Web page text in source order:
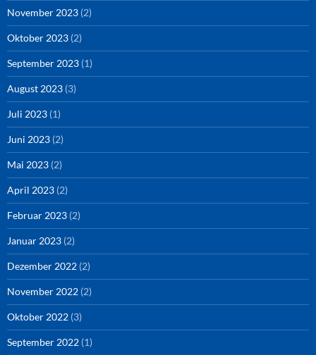
November 2023 (2)
Oktober 2023 (2)
September 2023 (1)
August 2023 (3)
Juli 2023 (1)
Juni 2023 (2)
Mai 2023 (2)
April 2023 (2)
Februar 2023 (2)
Januar 2023 (2)
Dezember 2022 (2)
November 2022 (2)
Oktober 2022 (3)
September 2022 (1)